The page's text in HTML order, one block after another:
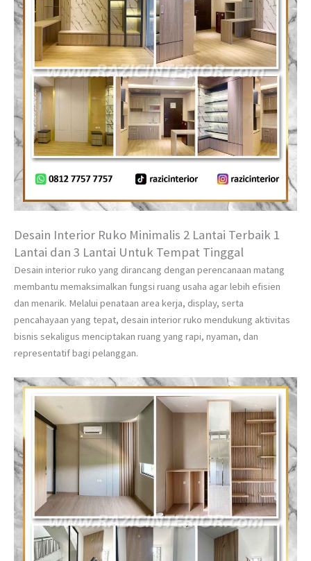
Desain Interior Ruko Minimalis 2 Lantai Terbaik 1
Lantai dan 3 Lantai Untuk Tempat Tinggal
Desain interior ruko yang dirancang dengan perencanaan matang
membantu memaksimalkan fungsi ruang usaha agar lebih efisien
dan menarik. Melalui penataan area kerja, display, serta
pencahayaan yang tepat, desain interior ruko mendukung aktivitas
bisnis sekaligus menciptakan ruang yang rapi, nyaman, dan
representatif bagi pelanggan.